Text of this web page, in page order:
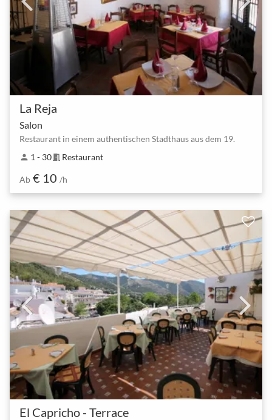
La Reja
Salon
Restaurant in einem authentischen Stadthaus aus dem 19.
person 1 - 30meeting_room Restaurant
Ab € 10 /h
El Capricho - Terrace